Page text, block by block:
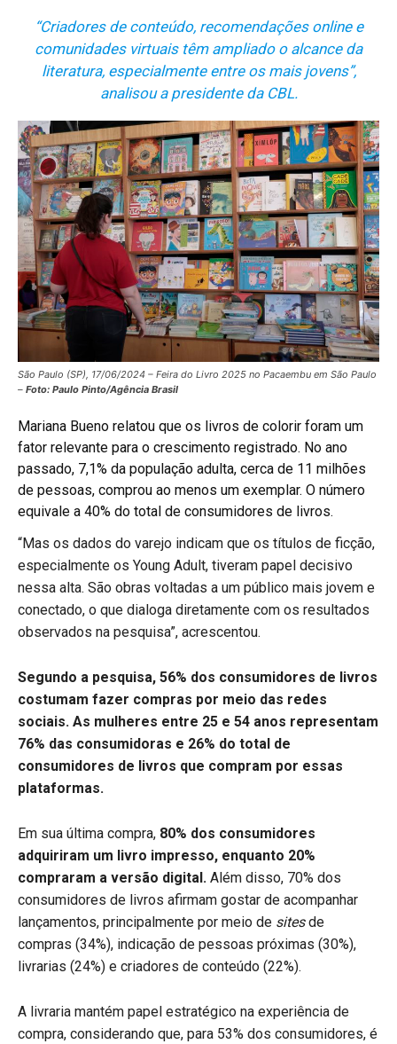
“Criadores de conteúdo, recomendações onlinee
comunidades virtuais têm ampliado o alcance da
literatura, especialmente entre os mais jovens”,
analisou a presidente da CBL.
São Paulo (SP), 17/06/2024 – Feira do Livro 2025 no Pacaembu em São Paulo
– Foto: Paulo Pinto/Agência Brasil
Mariana Bueno relatou que os livros de colorir foram um
fator relevante para o crescimento registrado. No ano
passado, 7,1% da população adulta, cerca de 11 milhões
de pessoas, comprou ao menos um exemplar. O número
equivale a 40% do total de consumidores de livros.
“Mas os dados do varejo indicam que os títulos de ficção,
especialmente os Young Adult, tiveram papel decisivo
nessa alta. São obras voltadas a um público mais jovem e
conectado, o que dialoga diretamente com os resultados
observados na pesquisa”, acrescentou.
Segundo a pesquisa, 56% dos consumidores de livros
costumam fazer compras por meio das redes
sociais. As mulheres entre 25 e 54 anos representam
76% das consumidoras e 26% do total de
consumidores de livros que compram por essas
plataformas.
Em sua última compra, 80% dos consumidores
adquiriram um livro impresso, enquanto 20%
compraram a versão digital. Além disso, 70% dos
consumidores de livros afirmam gostar de acompanhar
lançamentos, principalmente por meio de sitesde
compras (34%), indicação de pessoas próximas (30%),
livrarias (24%) e criadores de conteúdo (22%).
A livraria mantém papel estratégico na experiência de
compra, considerando que, para 53% dos consumidores, é